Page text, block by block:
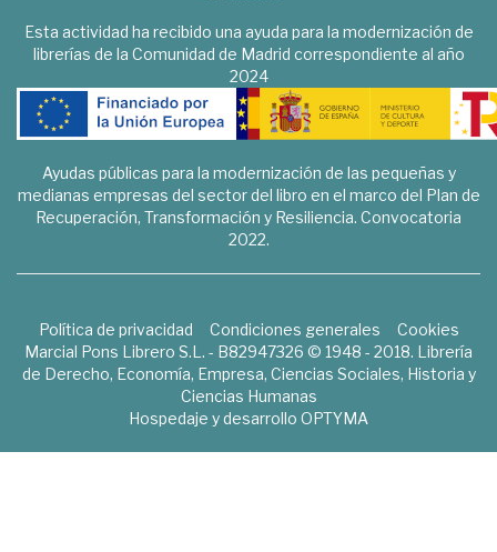
Esta actividad ha recibido una ayuda para la modernización de
librerías de la Comunidad de Madrid correspondiente al año
2024
Ayudas públicas para la modernización de las pequeñas y
medianas empresas del sector del libro en el marco del Plan de
Recuperación, Transformación y Resiliencia. Convocatoria
2022.
Política de privacidad Condiciones generales
Cookies
Marcial Pons Librero S.L. - B82947326 © 1948 - 2018. Librería
de Derecho, Economía, Empresa, Ciencias Sociales, Historia y
Ciencias Humanas
Hospedaje y desarrollo OPTYMA